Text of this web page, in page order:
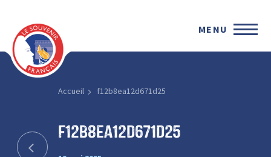
MENU
Accueil f12b8ea12d671d25
f12b8ea12d671d25